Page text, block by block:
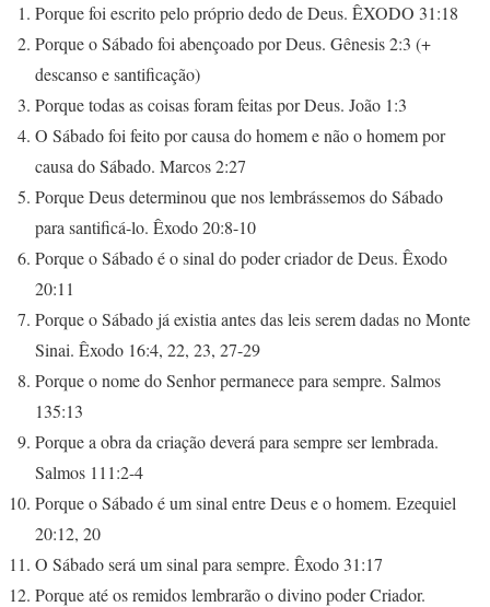
Porque foi escrito pelo próprio dedo de Deus. ÊXODO 31:18
Porque o Sábado foi abençoado por Deus. Gênesis 2:3 (+
descanso e santificação)
Porque todas as coisas foram feitas por Deus. João 1:3
O Sábado foi feito por causa do homem e não o homem por
causa do Sábado. Marcos 2:27
Porque Deus determinou que nos lembrássemos do Sábado
para santificá-lo. Êxodo 20:8-10
Porque o Sábado é o sinal do poder criador de Deus. Êxodo
20:11
Porque o Sábado já existia antes das leis serem dadas no Monte
Sinai. Êxodo 16:4, 22, 23, 27-29
Porque o nome do Senhor permanece para sempre. Salmos
135:13
Porque a obra da criação deverá para sempre ser lembrada.
Salmos 111:2-4
Porque o Sábado é um sinal entre Deus e o homem. Ezequiel
20:12, 20
O Sábado será um sinal para sempre. Êxodo 31:17
Porque até os remidos lembrarão o divino poder Criador.